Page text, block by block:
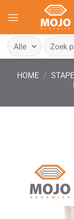
naar
Zoeken
naar:
HOME /